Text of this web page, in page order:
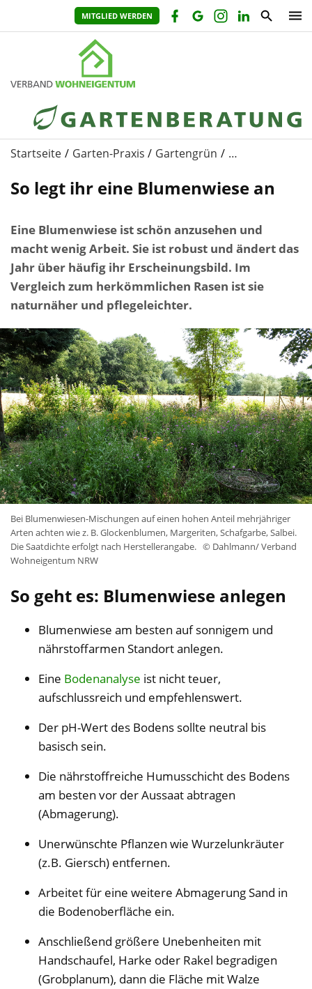
MITGLIED WERDEN
Startseite Garten-Praxis Gartengrün …
So legt ihr eine Blumenwiese an
Eine Blumenwiese ist schön anzusehen und
macht wenig Arbeit. Sie ist robust und ändert das
Jahr über häufig ihr Erscheinungsbild. Im
Vergleich zum herkömmlichen Rasen ist sie
naturnäher und pflegeleichter.
Bei Blumenwiesen-Mischungen auf einen hohen Anteil mehrjähriger
Arten achten wie z. B. Glockenblumen, Margeriten, Schafgarbe, Salbei.
Die Saatdichte erfolgt nach Herstellerangabe. © Dahlmann/ Verband
Wohneigentum NRW
So geht es: Blumenwiese anlegen
Blumenwiese am besten auf sonnigem und
nährstoffarmen Standort anlegen.
Eine Bodenanalyse ist nicht teuer,
aufschlussreich und empfehlenswert.
Der pH-Wert des Bodens sollte neutral bis
basisch sein.
Die nährstoffreiche Humusschicht des Bodens
am besten vor der Aussaat abtragen
(Abmagerung).
Unerwünschte Pflanzen wie Wurzelunkräuter
(z.B. Giersch) entfernen.
Arbeitet für eine weitere Abmagerung Sand in
die Bodenoberfläche ein.
Anschließend größere Unebenheiten mit
Handschaufel, Harke oder Rakel begradigen
(Grobplanum), dann die Fläche mit Walze